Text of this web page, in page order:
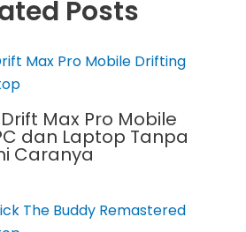
Posts
Max Pro Mobile
dan Laptop Tanpa
Caranya